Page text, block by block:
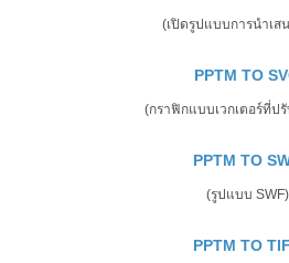
(เปิดรูปแบบการนำเส
PPTM TO
(กราฟิกแบบเวกเตอร์ที่ป
PPTM TO
(รูปแบบ SWF)
PPTM TO